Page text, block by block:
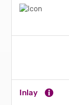
Inlay